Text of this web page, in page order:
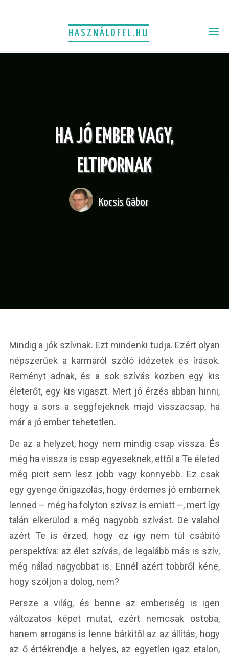
HASZNÁLDFEL.HU
HA JÓ EMBER VAGY,
ELTIPORNAK
Kocsis Gábor
Mindig a jók szívnak. Ezt mindenki tudja. Ezért olyan
népszerűek a karmáról szóló idézetek és írások.
Reményt adnak, és a sok szívás közben egy kis
életerőt, egy kis vigaszt. Mert jó érzés abban hinni,
hogy a sors a seggfejeknek majd visszacsap, ha
már a jó ember tehetetlen.
De az a helyzet, hogy nem mindig csap vissza. És
még ha vissza is csap egyeseknek, ettől a Te életed
még picit sem lesz jobb vagy könnyebb. Ez csak
egy gyenge önigazolás, hogy érdemes jó embernek
lenned – még ha folyton szívsz is emiatt –, mert így
talán elkerülöd a még nagyobb szívást. De valahol
azért Te is érzed, hogy ez így nem túl csábító
perspektíva: az élet szívás, de legalább más is szív,
még nálad nagyobbat is. Ennél azért többről kéne,
hogy szóljon a dolog, nem?
Persze a világ, és benne az emberiség is igen
változatos képet mutat, ezért nemcsak ostoba,
hanem arrogáns is lenne bárkitől az az állítás, hogy
az ő értékrendje a helyes, az egyetlen igaz etalon,